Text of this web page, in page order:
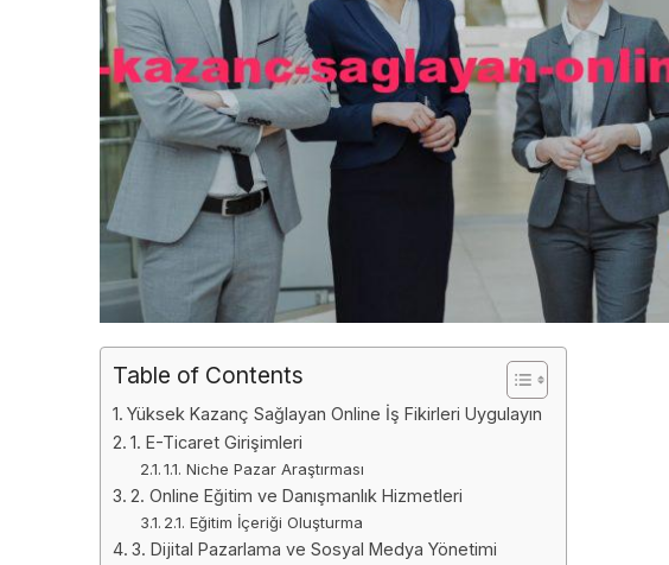
Table of Contents
Yüksek Kazanç Sağlayan Online İş Fikirleri Uygulayın
1. E-Ticaret Girişimleri
1.1. Niche Pazar Araştırması
2. Online Eğitim ve Danışmanlık Hizmetleri
2.1. Eğitim İçeriği Oluşturma
3. Dijital Pazarlama ve Sosyal Medya Yönetimi